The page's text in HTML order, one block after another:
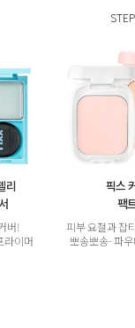
리
버!
라이머
STEP
픽스
팩
피부 요철과 잡
뽀송뽀송- 파